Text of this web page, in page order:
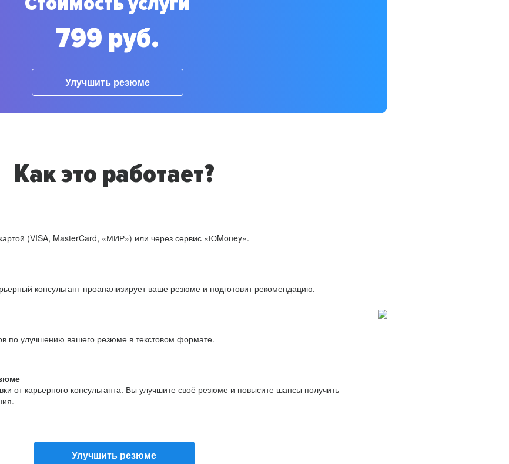
799 руб.
Улучшить резюме
Как это работает?
(VISA, MasterCard, «МИР») или через сервис «ЮMoney».
консультант проанализирует ваше резюме и подготовит рекомендацию.
по улучшению вашего резюме в текстовом формате.
от карьерного консультанта. Вы улучшите своё резюме и повысите шансы получить
Улучшить резюме